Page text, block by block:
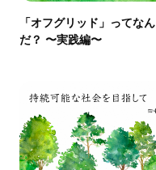
「オフグリッド」ってなん
だ？ 〜実践編〜